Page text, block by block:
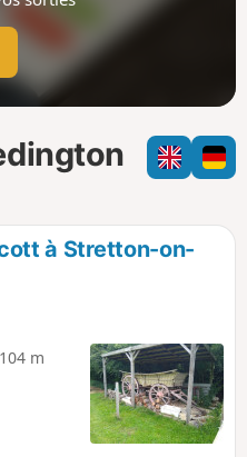
p
à Stretton-on-
m